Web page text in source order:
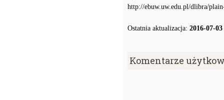
http://ebuw.uw.edu.pl/dlibra/
Ostatnia aktualizacja: 2016-07-
Komentarze